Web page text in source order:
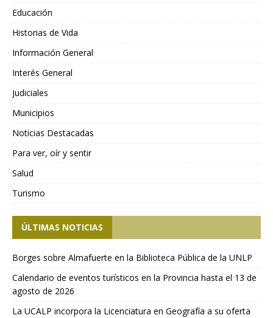
Educación
Historias de Vida
Información General
Interés General
Judiciales
Municipios
Noticias Destacadas
Para ver, oír y sentir
Salud
Turismo
ÚLTIMAS NOTICIAS
Borges sobre Almafuerte en la Biblioteca Pública de la UNLP
Calendario de eventos turísticos en la Provincia hasta el 13 de
agosto de 2026
La UCALP incorpora la Licenciatura en Geografía a su oferta